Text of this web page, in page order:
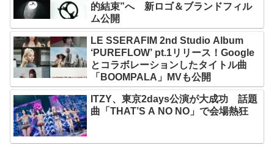
的結束”へ 新ロゴ＆ブランドフィル
ム公開
LE SSERAFIM 2nd Studio Album
‘PUREFLOW’ pt.1リリース！Google
とコラボレーションしたタイトル曲
「BOOMPALA」MVも公開
ITZY、東京2days公演が大成功 話題
曲「THAT’S A NO NO」で会場熱狂